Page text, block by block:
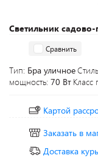
Светильник
Сравнить
Тип: Бра уличное
мощность: 70 Вт Класс
Картой
Заказать в
Доставка